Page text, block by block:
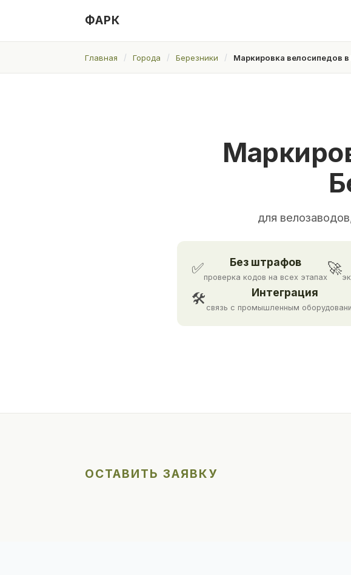
ФАРК
Главная Города Березники Маркировка велосипедов в
для
✅ Без штрафов
проверка кодов на всех этапах
🚀
🛠 Интеграция
связь с промышленным
ОСТАВИТЬ ЗАЯВКУ